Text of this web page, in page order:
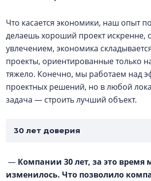
Что касается экономики, наш опыт
делаешь хороший проект искренне,
увлечением, экономика
проекты, ориентированные только
тяжело. Конечно, мы работаем над
проектных решений, но в любой
задача — строить лучший объект.
30 лет доверия
— Компании 30 лет, за это время
изменилось. Что позволило